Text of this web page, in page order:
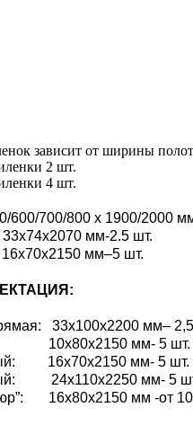
зависит от ширины
2 шт.
4 шт.
600/700/800 x 1900/2000
мм-2.5 шт.
мм–5 шт.
33х100х2200 мм–
10х80х2150 мм- 5 шт.
16х70х2150 мм- 5 шт.
24х110х2250 мм- 5
16х80х2150 мм -от